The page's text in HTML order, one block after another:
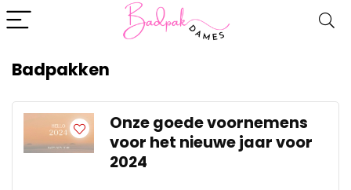
Badpakken
Onze goede voornemens
voor het nieuwe jaar voor
2024